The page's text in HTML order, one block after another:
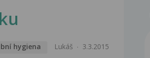
hygiena Lukáš 3.3.2015